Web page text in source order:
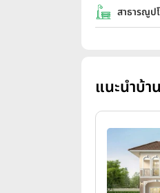
สาธารณูป
แนะนำบ้า